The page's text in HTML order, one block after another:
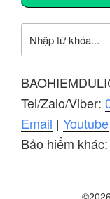
Tel/Zalo/Viber:
Email | Youtube
Bảo hiểm khác: